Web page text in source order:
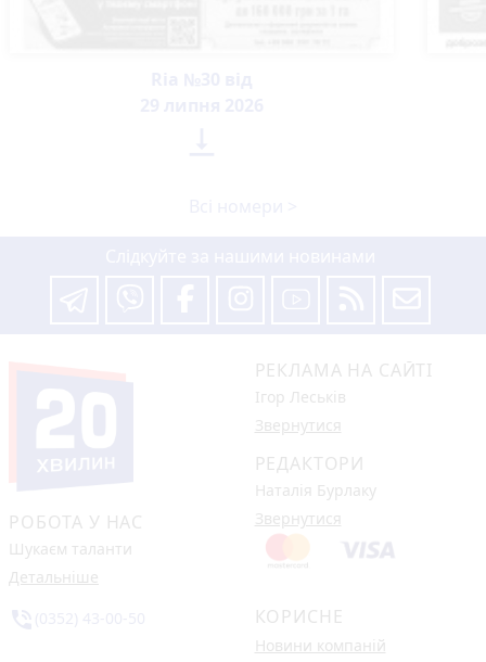
РОБОТА У НАС
Шукаєм таланти
Детальніше
РЕКЛАМА НА САЙТІ
Ігор Леськів
Звернутися
РЕДАКТОРИ
Наталія Бурлаку
Звернутися
КОРИСНЕ
Новини компаній